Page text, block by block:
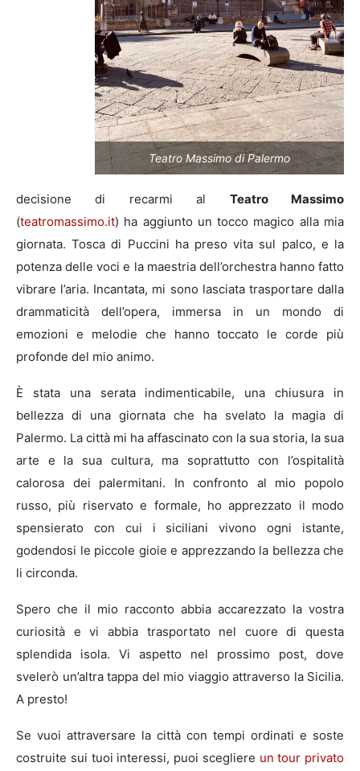
Teatro Massimo di Palermo
decisione di recarmi al Teatro Massimo
(teatromassimo.it) ha aggiunto un tocco magico alla mia
giornata. Tosca di Puccini ha preso vita sul palco, e la
potenza delle voci e la maestria dell’orchestra hanno fatto
vibrare l’aria. Incantata, mi sono lasciata trasportare dalla
drammaticità dell’opera, immersa in un mondo di
emozioni e melodie che hanno toccato le corde più
profonde del mio animo.
È stata una serata indimenticabile, una chiusura in
bellezza di una giornata che ha svelato la magia di
Palermo. La città mi ha affascinato con la sua storia, la sua
arte e la sua cultura, ma soprattutto con l’ospitalità
calorosa dei palermitani. In confronto al mio popolo
russo, più riservato e formale, ho apprezzato il modo
spensierato con cui i siciliani vivono ogni istante,
godendosi le piccole gioie e apprezzando la bellezza che
li circonda.
Spero che il mio racconto abbia accarezzato la vostra
curiosità e vi abbia trasportato nel cuore di questa
splendida isola. Vi aspetto nel prossimo post, dove
svelerò un’altra tappa del mio viaggio attraverso la Sicilia.
A presto!
Se vuoi attraversare la città con tempi ordinati e soste
costruite sui tuoi interessi, puoi scegliere un tour privato